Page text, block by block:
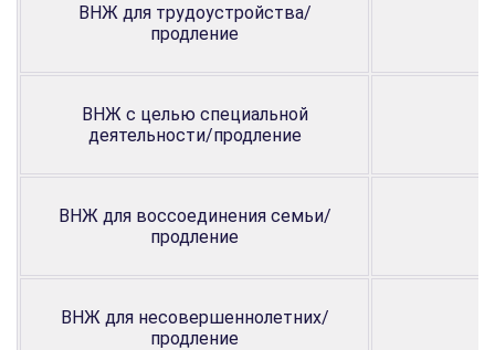
ВНЖ для трудоустройства/
продление
ВНЖ с целью специальной
деятельности/продление
ВНЖ для воссоединения семьи/
продление
ВНЖ для несовершеннолетних/
продление